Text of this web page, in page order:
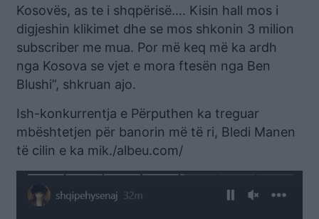
Kosovës, as te i shqpërisë…. Kisin hall mos i
digjeshin klikimet dhe se mos shkonin 3 milion
subscriber me mua. Por më keq më ka ardh
nga Kosova se vjet e mora ftesën nga Ben
Blushi”, shkruan ajo.
Ish-konkurrentja e Përputhen ka treguar
mbështetjen për banorin më të ri, Bledi Manen
të cilin e ka mik./albeu.com/